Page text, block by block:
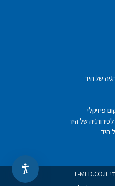
של היד
פיזיקלי
של היד
היד
E-MED.CO.IL